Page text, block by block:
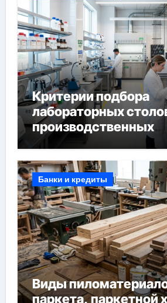
Критерии подбора
лабораторных
производственных
лабораторий
Банки и кредиты
Виды
паркета, паркетной